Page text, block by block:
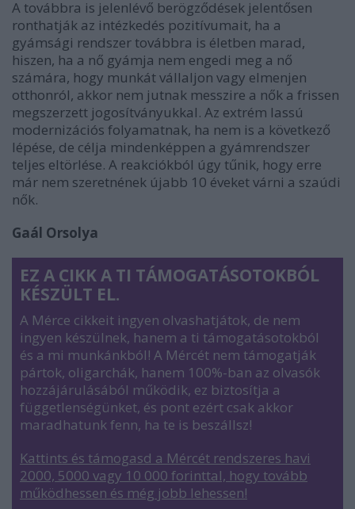
A továbbra is jelenlévő berögződések jelentősen
ronthatják az intézkedés pozitívumait, ha a
gyámsági rendszer továbbra is életben marad,
hiszen, ha a nő gyámja nem engedi meg a nő
számára, hogy munkát vállaljon vagy elmenjen
otthonról, akkor nem jutnak messzire a nők a frissen
megszerzett jogosítványukkal. Az extrém lassú
modernizációs folyamatnak, ha nem is a következő
lépése, de célja mindenképpen a gyámrendszer
teljes eltörlése. A reakciókból úgy tűnik, hogy erre
már nem szeretnének újabb 10 éveket várni a szaúdi
nők.
Gaál Orsolya
EZ A CIKK A TI TÁMOGATÁSOTOKBÓL
KÉSZÜLT EL.
A Mérce cikkeit ingyen olvashatjátok, de nem
ingyen készülnek, hanem a ti támogatásotokból
és a mi munkánkból! A Mércét nem támogatják
pártok, oligarchák, hanem 100%-ban az olvasók
hozzájárulásából működik, ez biztosítja a
függetlenségünket, és pont ezért csak akkor
maradhatunk fenn, ha te is beszállsz!
Kattints és támogasd a Mércét rendszeres havi
2000, 5000 vagy 10 000 forinttal, hogy tovább
működhessen és még jobb lehessen!